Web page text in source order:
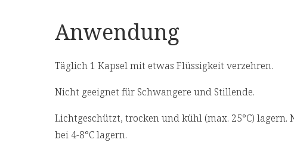
Anwendung
Täglich 1 Kapsel mit etwas Flüssigkeit verzehren.
Nicht geeignet für Schwangere und Stillende.
Lichtgeschützt, trocken und kühl (max. 25°C)
bei 4-8°C lagern.